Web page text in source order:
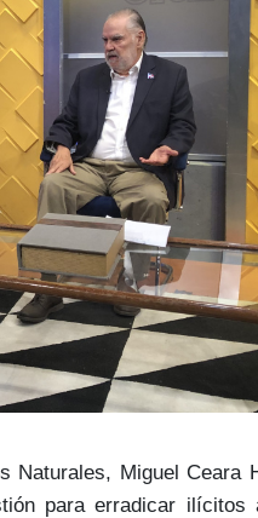
Naturales, Miguel Ceara
para erradicar ilícitos